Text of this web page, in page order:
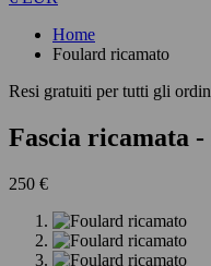
Home
Foulard ricamato
Resi gratuiti per tutti gli
Fascia ricamata -
250 €